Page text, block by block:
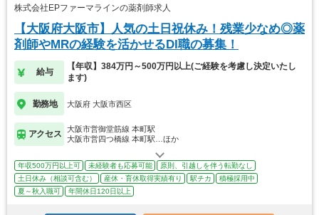
株式会社EPファーマラインの薬剤師求人
【大阪府大阪市】人気の土日祝休み！残業少なめ◎薬
剤師やMRの経験を活かせるDI職の募集！
給与
【年収】384万円～500万円以上(ご経験を考慮し決定いたし
ます)
勤務地 大阪府 大阪市西区
アクセス
大阪市営御堂筋線 本町駅
大阪市営四つ橋線 本町駅…ほか
年収500万円以上可 未経験者も応募可能
原則、引越しを伴う転勤なし
土日休み（相談可含む）
産休・育休取得実績有り 駅チカ
積極採用中
夏～秋入職可
年間休日120日以上